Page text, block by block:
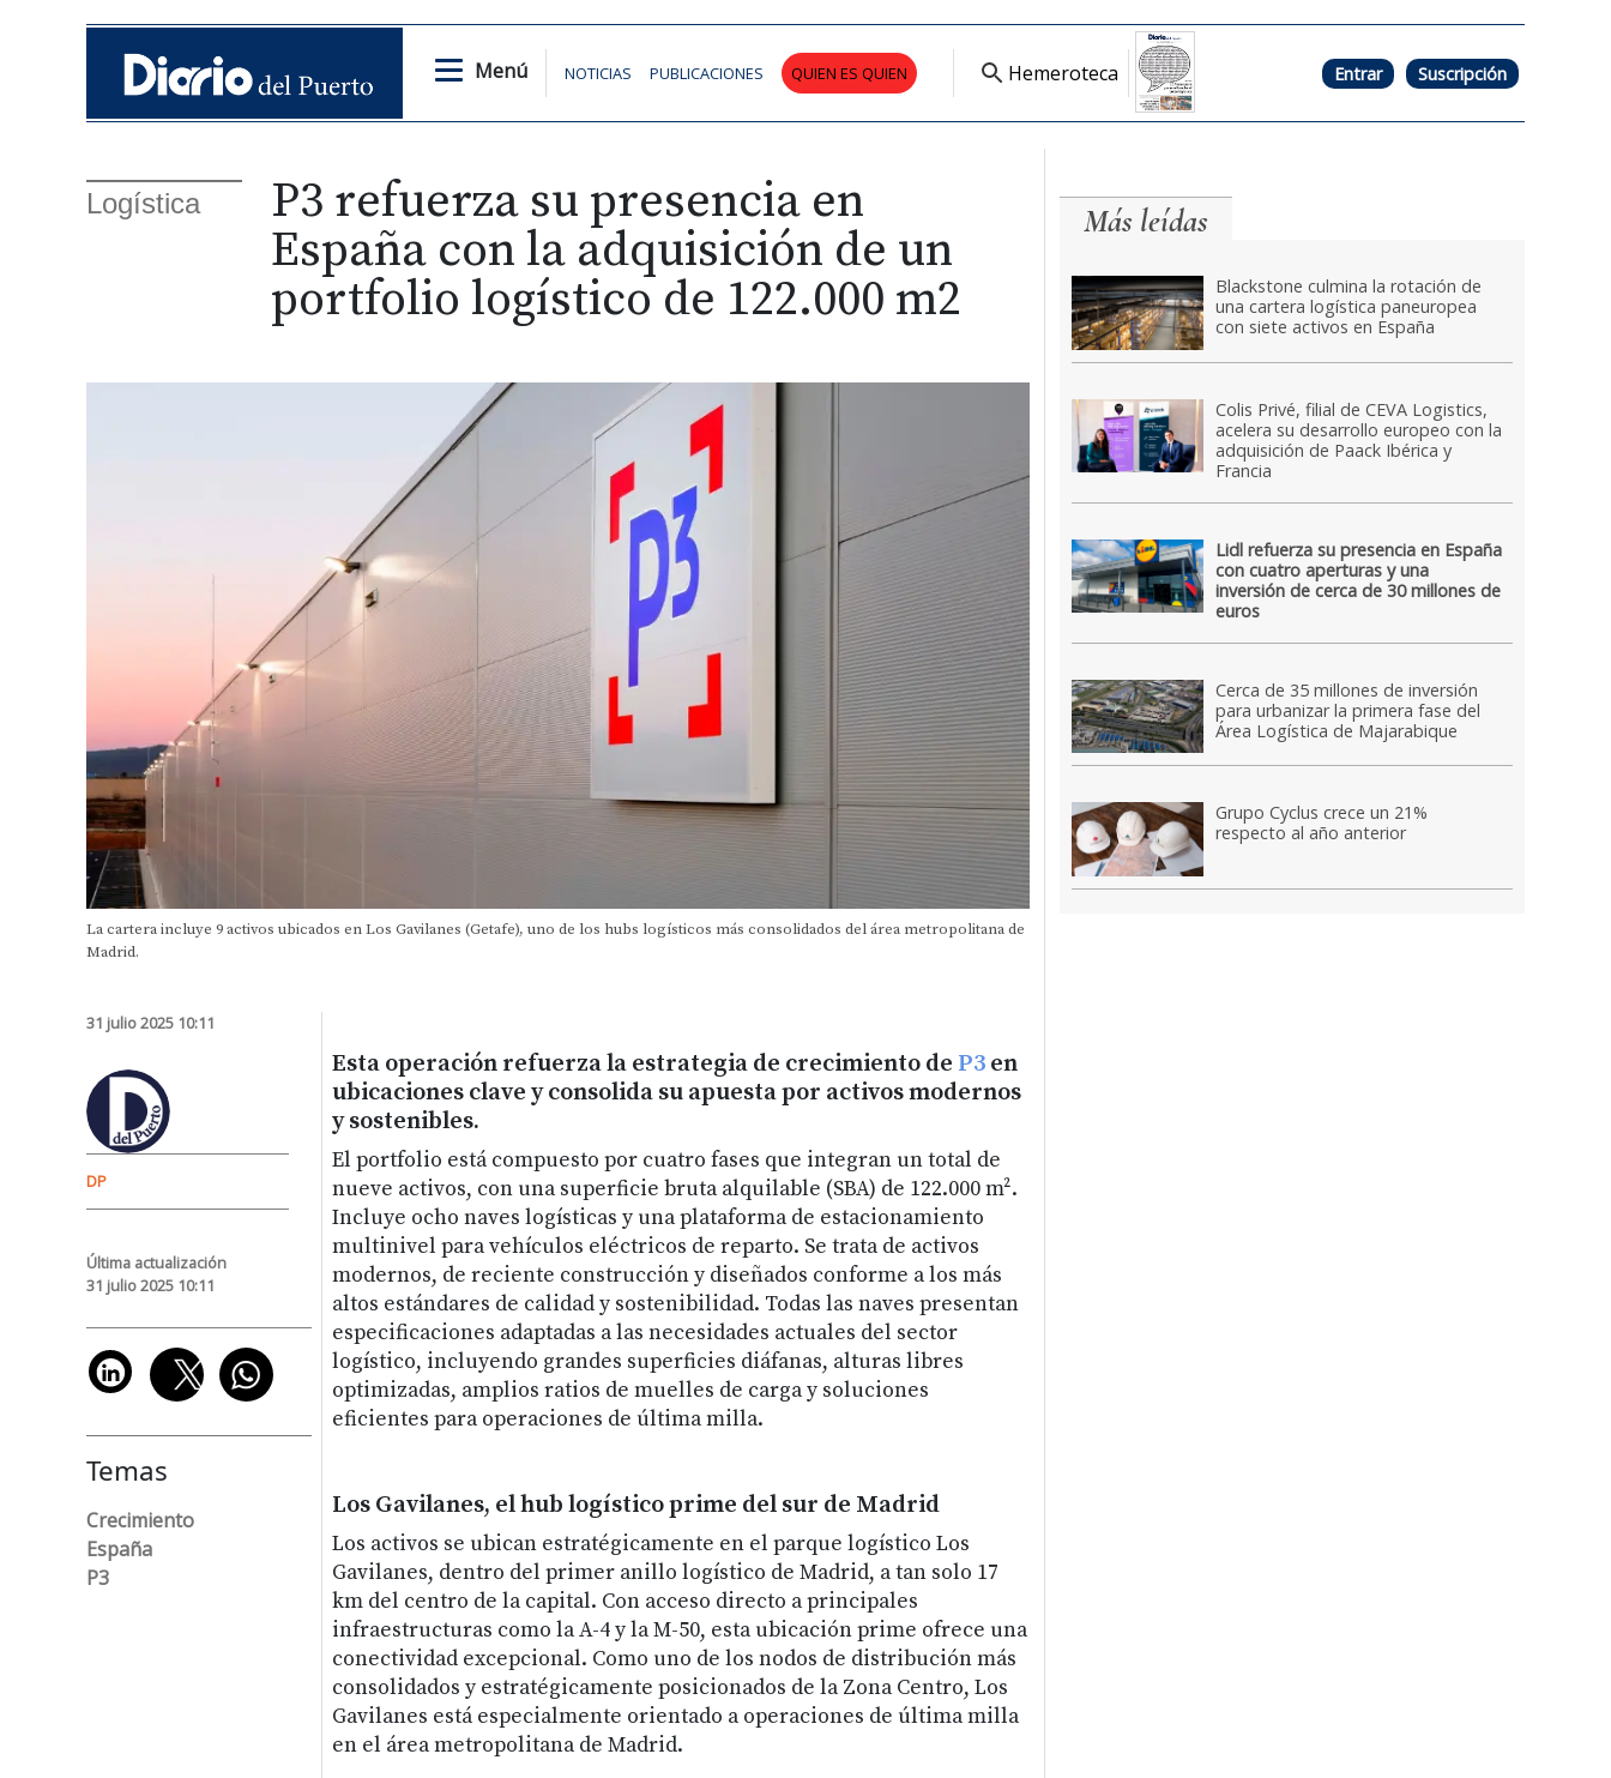
Menú NOTICIAS PUBLICACIONES QUIEN ES QUIEN Hemeroteca Entrar Suscripción
Logística
P3 refuerza su presencia en
España con la adquisición de un
portfolio logístico de 122.000 m2
La cartera incluye 9 activos ubicados en Los Gavilanes (Getafe), uno de los hubs logísticos más consolidados del área metropolitana de
Madrid.
31 julio 2025 10:11
DP
Última actualización
31 julio 2025 10:11
Temas
Crecimiento
España
P3
Esta operación refuerza la estrategia de crecimiento de P3en
ubicaciones clave y consolida su apuesta por activos modernos
y sostenibles.
El portfolio está compuesto por cuatro fases que integran un total de
nueve activos, con una superficie bruta alquilable (SBA) de 122.000 m².
Incluye ocho naves logísticas y una plataforma de estacionamiento
multinivel para vehículos eléctricos de reparto. Se trata de activos
modernos, de reciente construcción y diseñados conforme a los más
altos estándares de calidad y sostenibilidad. Todas las naves presentan
especificaciones adaptadas a las necesidades actuales del sector
logístico, incluyendo grandes superficies diáfanas, alturas libres
optimizadas, amplios ratios de muelles de carga y soluciones
eficientes para operaciones de última milla.
Los Gavilanes, el hub logístico prime del sur de Madrid
Los activos se ubican estratégicamente en el parque logístico Los
Gavilanes, dentro del primer anillo logístico de Madrid, a tan solo 17
km del centro de la capital. Con acceso directo a principales
infraestructuras como la A-4 y la M-50, esta ubicación prime ofrece una
conectividad excepcional. Como uno de los nodos de distribución más
consolidados y estratégicamente posicionados de la Zona Centro, Los
Gavilanes está especialmente orientado a operaciones de última milla
en el área metropolitana de Madrid.
Más leídas
Blackstone culmina la rotación de
una cartera logística paneuropea
con siete activos en España
Colis Privé, filial de CEVA Logistics,
acelera su desarrollo europeo con la
adquisición de Paack Ibérica y
Francia
Lidl refuerza su presencia en España
con cuatro aperturas y una
inversión de cerca de 30 millones de
euros
Cerca de 35 millones de inversión
para urbanizar la primera fase del
Área Logística de Majarabique
Grupo Cyclus crece un 21%
respecto al año anterior